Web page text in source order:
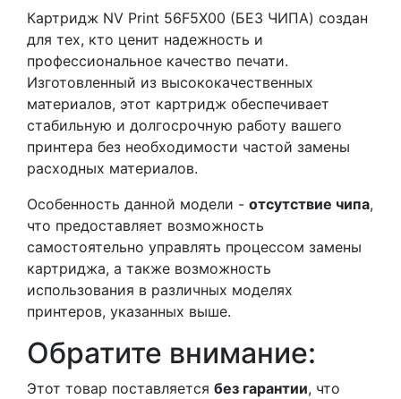
Картридж NV Print 56F5X00 (БЕЗ ЧИПА) создан
для тех, кто ценит надежность и
профессиональное качество печати.
Изготовленный из высококачественных
материалов, этот картридж обеспечивает
стабильную и долгосрочную работу вашего
принтера без необходимости частой замены
расходных материалов.
Особенность данной модели - отсутствие чипа,
что предоставляет возможность
самостоятельно управлять процессом замены
картриджа, а также возможность
использования в различных моделях
принтеров, указанных выше.
Обратите внимание:
Этот товар поставляется без гарантии, что